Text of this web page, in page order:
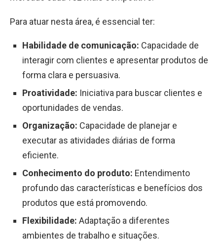
Para atuar nesta área, é essencial ter:
Habilidade de comunicação: Capacidade de
interagir com clientes e apresentar produtos de
forma clara e persuasiva.
Proatividade: Iniciativa para buscar clientes e
oportunidades de vendas.
Organização: Capacidade de planejar e
executar as atividades diárias de forma
eficiente.
Conhecimento do produto: Entendimento
profundo das características e benefícios dos
produtos que está promovendo.
Flexibilidade: Adaptação a diferentes
ambientes de trabalho e situações.